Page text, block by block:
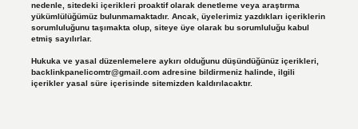
nedenle, sitedeki içerikleri proaktif olarak denetleme veya araştırma
yükümlülüğümüz bulunmamaktadır. Ancak, üyelerimiz yazdıkları içeriklerin
sorumluluğunu taşımakta olup, siteye üye olarak bu sorumluluğu kabul
etmiş sayılırlar.
Hukuka ve yasal düzenlemelere aykırı olduğunu düşündüğünüz içerikleri,
backlinkpanelicomtr@gmail.comadresine bildirmeniz halinde, ilgili
içerikler yasal süre içerisinde sitemizden kaldırılacaktır.